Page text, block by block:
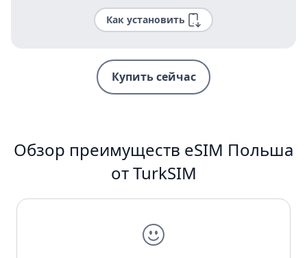
Как установить
Купить сейчас
Обзор преимуществ eSIM Польша
от TurkSIM